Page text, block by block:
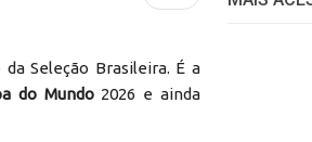
Seleção Brasileira. É a
do Mundo2026 e ainda